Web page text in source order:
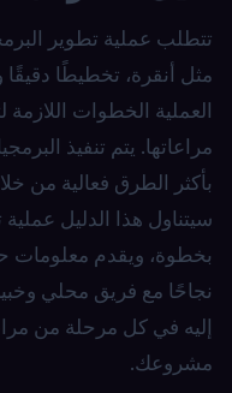
تتطلب عملية تطوير
مثل أنقرة، تخطيطًا
العملية الخطوات
مراعاتها. يتم تنفيذ
بأكثر الطرق فعالية من
سيتناول هذا الدليل
بخطوة، ويقدم معلومات
نجاحًا مع فريق محلي
إليه في كل مرحلة من
مشروعك.